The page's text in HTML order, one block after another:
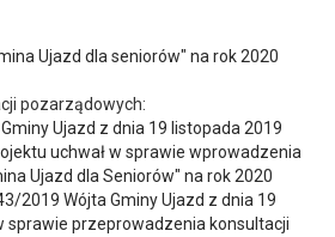
Ujazd dla seniorów" na rok 2020
pozarządowych:
Ujazd z dnia 19 listopada 2019
uchwał w sprawie wprowadzenia
Ujazd dla Seniorów" na rok 2020
2019 Wójta Gminy Ujazd z dnia 19
sprawie przeprowadzenia konsultacji